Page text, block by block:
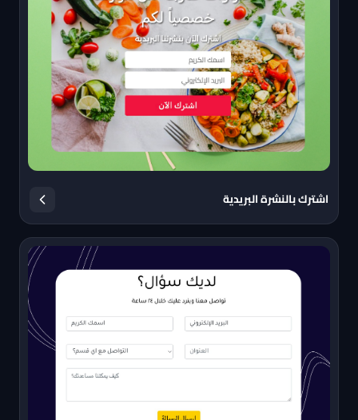
اشترك بالنشرة البريدية